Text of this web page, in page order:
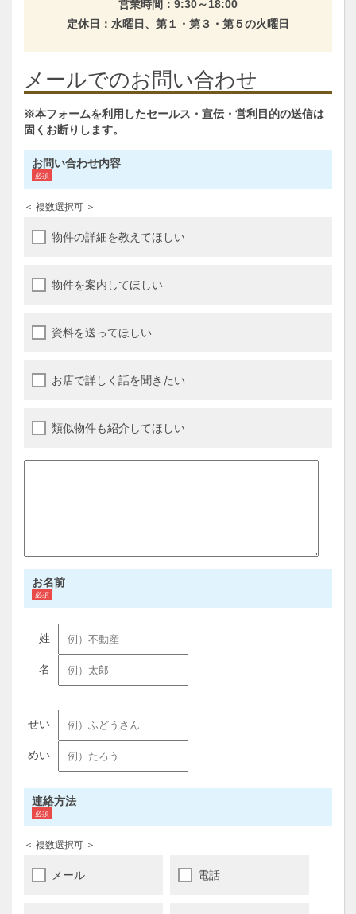
営業時間：9:30～18:00
定休日：水曜日、第１・第３・第５の火曜日
メールでのお問い合わせ
※本フォームを利用したセールス・宣伝・営利目的の送信は
固くお断りします。
お問い合わせ内容
＜ 複数選択可 ＞
物件の詳細を教えてほしい
物件を案内してほしい
資料を送ってほしい
お店で詳しく話を聞きたい
類似物件も紹介してほしい
お名前
連絡方法
＜ 複数選択可 ＞
メール 電話